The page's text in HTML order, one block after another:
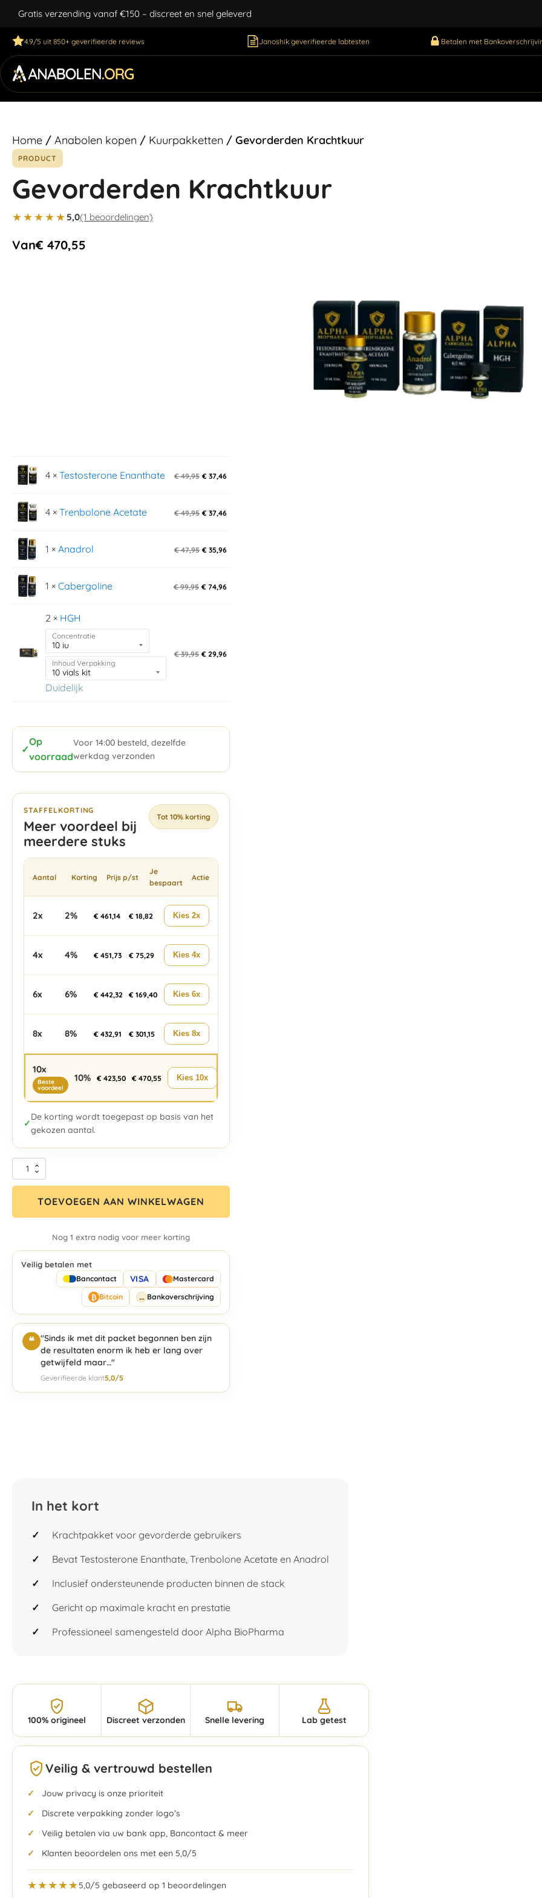
Gratis verzending vanaf €150 – discreet en snel geleverd
4.9/5 uit 850+ geverifieerde reviews Janoshik geverifieerde labtesten Betalen met
Home / Anabolen kopen / Kuurpakketten / Gevorderden Krachtkuur
PRODUCT
Gevorderden Krachtkuur
★★★★★ 5,0(1 beoordelingen)
Van€ 470,55
4 × Testosterone Enanthate €49,95 € 37,46
4 × Trenbolone Acetate €49,95 € 37,46
1 × Anadrol €47,95 € 35,96
1 × Cabergoline €99,95 € 74,96
2 × HGH
Concentratie
Inhoud Verpakking
Duidelijk
€39,95 € 29,96
✓
Op
voorraad
Voor 14:00 besteld, dezelfde
werkdag verzonden
STAFFELKORTING
Meer voordeel bij
meerdere stuks
Tot 10% korting
Aantal Korting Prijs p/st
Je
bespaart
Actie
2x 2% € 461,14 € 18,82 Kies 2x
4x 4% € 451,73 € 75,29 Kies 4x
6x 6% € 442,32 € 169,40 Kies 6x
8x 8% € 432,91 € 301,15 Kies 8x
10x
Beste
voordeel
10% € 423,50 € 470,55 Kies 10x
✓
De korting wordt toegepast op basis van het
gekozen aantal.
TOEVOEGEN AAN WINKELWAGEN
Nog 1 extra nodig voor meer korting
Veilig betalen met
Bancontact VISA Mastercard
₿ Bitcoin ↔ Bankoverschrijving
❝ "Sinds ik met dit packet begonnen ben zijn
de resultaten enorm ik heb er lang over
getwijfeld maar…"
Geverifieerde klant5,0/5
In het kort
Krachtpakket voor gevorderde gebruikers
Bevat Testosterone Enanthate, Trenbolone Acetate en Anadrol
Inclusief ondersteunende producten binnen de stack
Gericht op maximale kracht en prestatie
Professioneel samengesteld door Alpha BioPharma
100% origineel Discreet verzonden Snelle levering Lab getest
Veilig & vertrouwd bestellen
Jouw privacy is onze prioriteit
Discrete verpakking zonder logo’s
Veilig betalen via uw bank app, Bancontact & meer
Klanten beoordelen ons met een 5,0/5
★★★★★5,0/5 gebaseerd op 1 beoordelingen